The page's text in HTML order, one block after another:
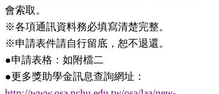
會索取。
※各項通訊資料務必填寫清楚完整。
※申請表件請自行留底，恕不退還。
●申請表格：如附檔二
●更多獎助學金訊息查詢網址：